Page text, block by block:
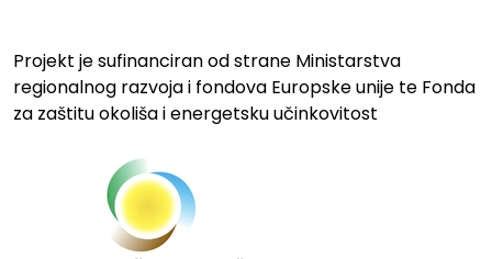
Projekt je sufinanciran od strane Ministarstva
regionalnog razvoja i fondova Europske unije te Fonda
za zaštitu okoliša i energetsku učinkovitost